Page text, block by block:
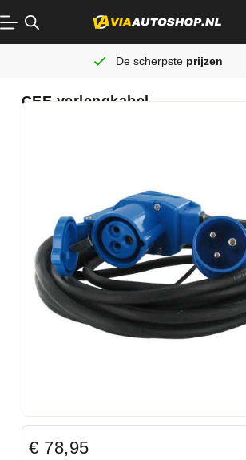
De scherpste prijzen
CEE verlengkabel
€ 78,95